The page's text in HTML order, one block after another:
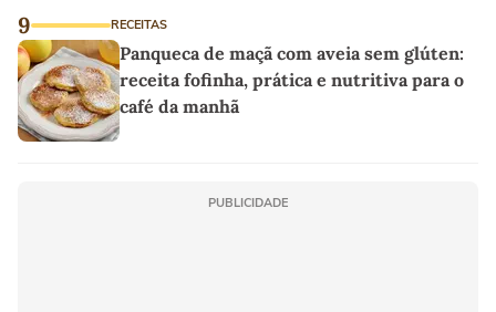
9 RECEITAS
Panqueca de maçã com aveia sem glúten:
receita fofinha, prática e nutritiva para o
café da manhã
PUBLICIDADE